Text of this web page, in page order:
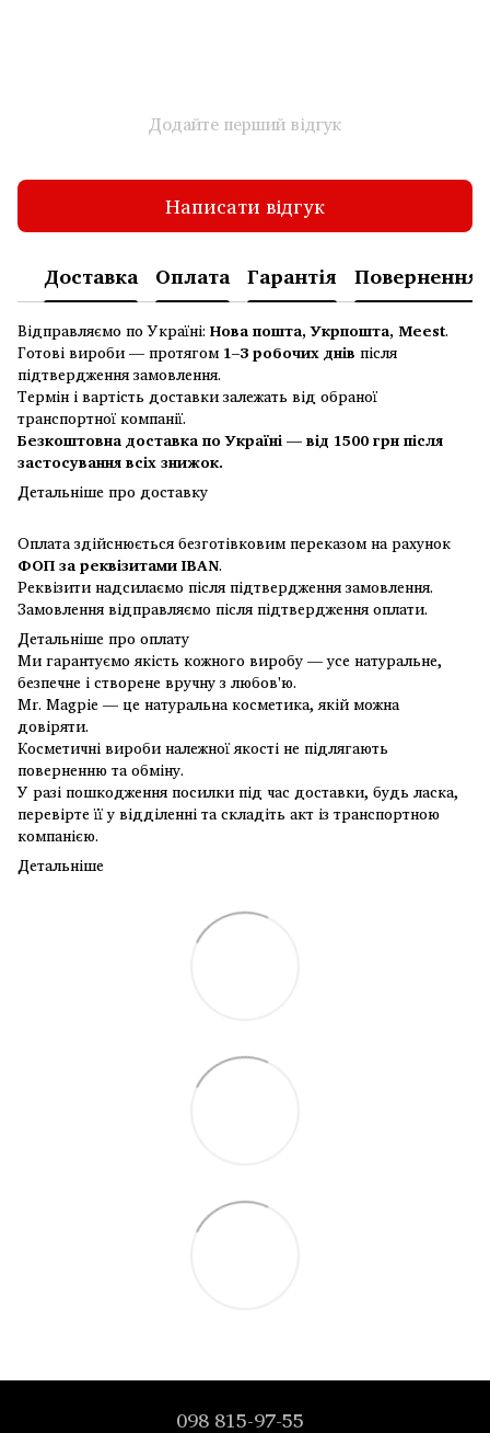
Додайте перший відгук
Написати відгук
Доставка Оплата Гарантія Повернення
Відправляємо по Україні: Нова пошта, Укрпошта, Meest.
Готові вироби — протягом 1–3 робочих днів після
підтвердження замовлення.
Термін і вартість доставки залежать від обраної
транспортної компанії.
Безкоштовна доставка по Україні — від 1500 грн після
застосування всіх знижок.
Детальніше про доставку
Оплата здійснюється безготівковим переказом на рахунок
ФОП за реквізитами IBAN.
Реквізити надсилаємо після підтвердження замовлення.
Замовлення відправляємо після підтвердження оплати.
Детальніше про оплату
Ми гарантуємо якість кожного виробу — усе натуральне,
безпечне і створене вручну з любов'ю.
Mr. Magpie — це натуральна косметика, якій можна
довіряти.
Косметичні вироби належної якості не підлягають
поверненню та обміну.
У разі пошкодження посилки під час доставки, будь ласка,
перевірте її у відділенні та складіть акт із транспортною
компанією.
Детальніше
098 815-97-55